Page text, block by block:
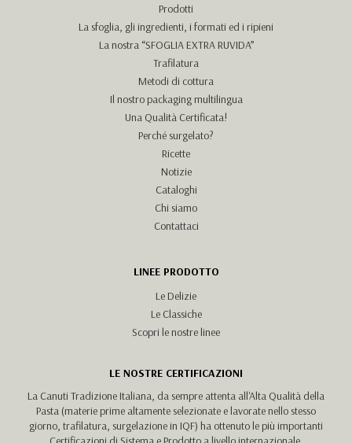
Prodotti
La sfoglia, gli ingredienti, i formati ed i ripieni
La nostra “SFOGLIA EXTRA RUVIDA”
Trafilatura
Metodi di cottura
Il nostro packaging multilingua
Una Qualità Certificata!
Perché surgelato?
Ricette
Notizie
Cataloghi
Chi siamo
Contattaci
LINEE PRODOTTO
Le Delizie
Le Classiche
Scopri le nostre linee
LE NOSTRE CERTIFICAZIONI
La Canuti Tradizione Italiana, da sempre attenta all'Alta Qualità della
Pasta (materie prime altamente selezionate e lavorate nello stesso
giorno, trafilatura, surgelazione in IQF) ha ottenuto le più importanti